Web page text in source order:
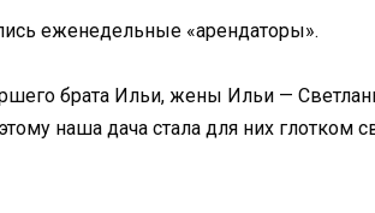
еженедельные «арендаторы».
брата Ильи, жены Ильи —
наша дача стала для них глотком